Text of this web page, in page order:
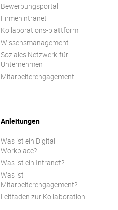
Bewerbungsportal
Firmenintranet
Kollaborations-plattform
Wissensmanagement
Soziales Netzwerk für
Unternehmen
Mitarbeiterengagement
Anleitungen
Was ist ein Digital
Workplace?
Was ist ein Intranet?
Was ist
Mitarbeiterengagement?
Leitfaden zur Kollaboration